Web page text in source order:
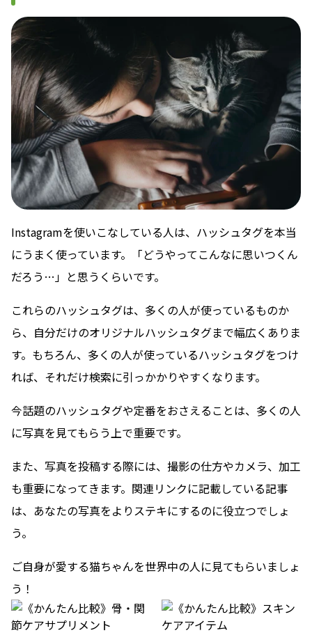
Instagramを使いこなしている人は、ハッシュタグを本当
にうまく使っています。「どうやってこんなに思いつくん
だろう…」と思うくらいです。
これらのハッシュタグは、多くの人が使っているものか
ら、自分だけのオリジナルハッシュタグまで幅広くありま
す。もちろん、多くの人が使っているハッシュタグをつけ
れば、それだけ検索に引っかかりやすくなります。
今話題のハッシュタグや定番をおさえることは、多くの人
に写真を見てもらう上で重要です。
また、写真を投稿する際には、撮影の仕方やカメラ、加工
も重要になってきます。関連リンクに記載している記事
は、あなたの写真をよりステキにするのに役立つでしょ
う。
ご自身が愛する猫ちゃんを世界中の人に見てもらいましょ
う！